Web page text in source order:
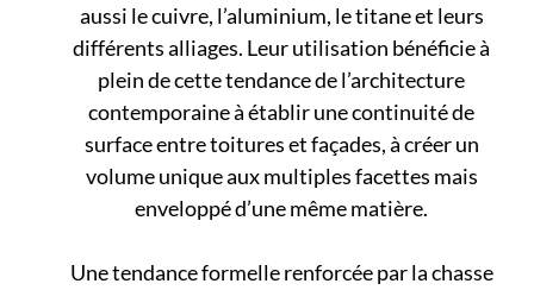
aussi le cuivre, l’aluminium, le titane et leurs
différents alliages. Leur utilisation bénéficie à
plein de cette tendance de l’architecture
contemporaine à établir une continuité de
surface entre toitures et façades, à créer un
volume unique aux multiples facettes mais
enveloppé d’une même matière.
Une tendance formelle renforcée par la chasse